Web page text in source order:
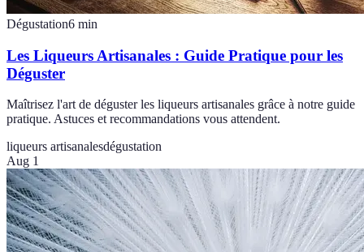
Dégustation6 min
Les Liqueurs Artisanales : Guide Pratique pour les
Déguster
Maîtrisez l'art de déguster les liqueurs artisanales grâce à notre guide
pratique. Astuces et recommandations vous attendent.
liqueurs artisanalesdégustation
Aug 1